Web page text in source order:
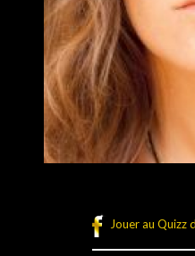
Jouer au Quizz